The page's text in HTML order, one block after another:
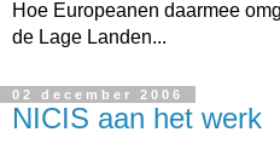
Hoe Europeanen daarmee
de Lage Landen...
02 december 2006
NICIS aan het werk